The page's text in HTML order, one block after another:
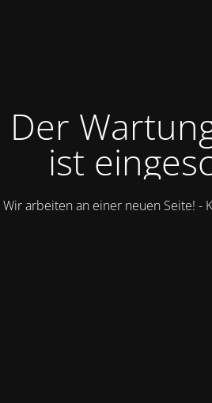
Der
ist
Wir arbeiten an einer neuen Seite! -